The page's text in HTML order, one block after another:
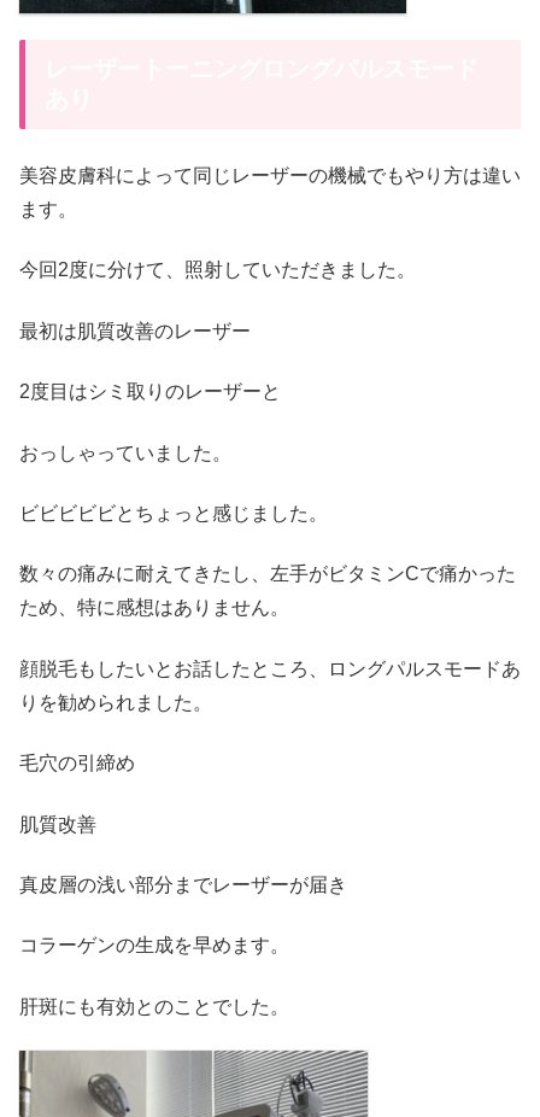
美容皮膚科によって同じレーザーの機械でもやり方は違い
ます。
今回2度に分けて、照射していただきました。
最初は肌質改善のレーザー
2度目はシミ取りのレーザーと
おっしゃっていました。
ビビビビビとちょっと感じました。
数々の痛みに耐えてきたし、左手がビタミンCで痛かった
ため、特に感想はありません。
顔脱毛もしたいとお話したところ、ロングパルスモードあ
りを勧められました。
毛穴の引締め
肌質改善
真皮層の浅い部分までレーザーが届き
コラーゲンの生成を早めます。
肝斑にも有効とのことでした。